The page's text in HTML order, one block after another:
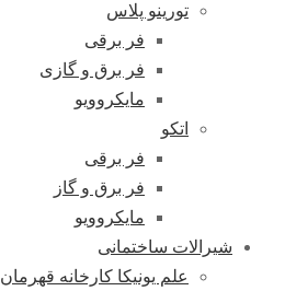
تورینو پلاس
فر برقی
فر برق و گازی
مایکروویو
اتکو
فر برقی
فر برق و گاز
مایکروویو
شیرالات ساختمانی
علم یونیکا کارخانه قهرمان